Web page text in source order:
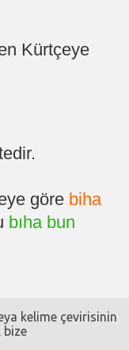
Kürtçeye
göre biha
bıha bun
kelime çevirisinin
bize